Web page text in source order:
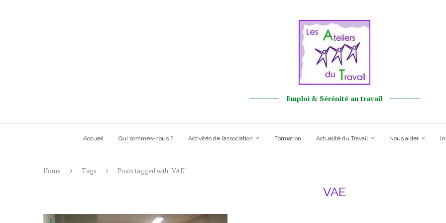
Emploi & Sérénité au travail
Accueil Qui sommes-nous ? Activités de l’association Formation Actualité du Travail Nous aider
Home Tags Posts tagged with "VAE"
VAE